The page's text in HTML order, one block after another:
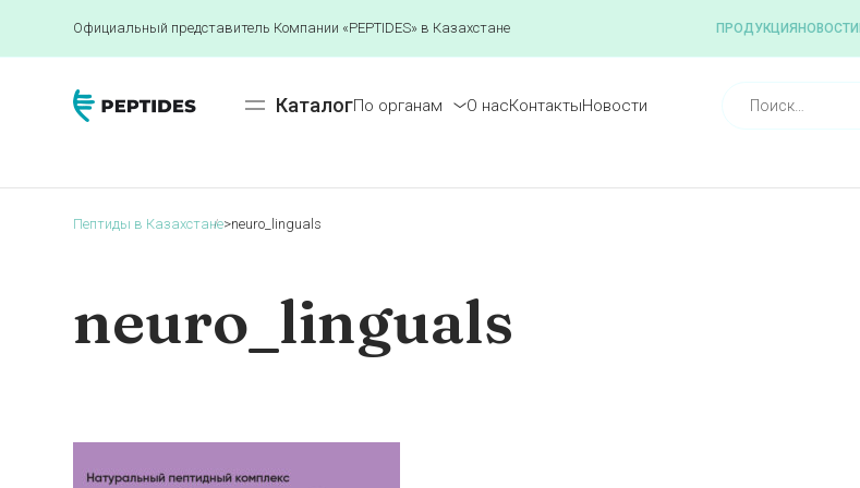
Официальный представитель Компании «PEPTIDES» в Казахстане ПРОДУКЦИЯ НОВОСТИ
КаталогПо органам О насКонтактыНовости
Пептиды в Казахстане>neuro_linguals
neuro_linguals